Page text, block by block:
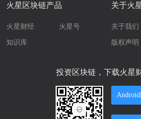
火星区块链产品
火星财经 火星号
知识库
关于火
关于我们
版权声明
投资区块链，下载火星